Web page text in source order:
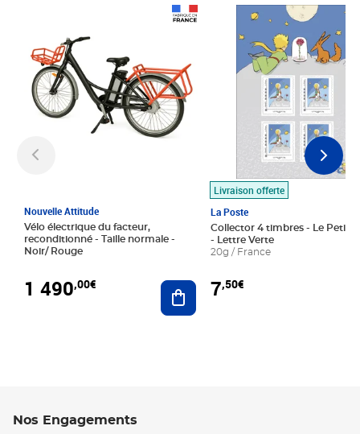
Nouvelle Attitude
Vélo électrique du facteur,
reconditionné - Taille normale -
Noir/ Rouge
1 490,00€ Ajouter au panier
Livraison offerte
La Poste
Collector 4 timbres - Le Petit
- Lettre Verte
20g / France
7,50€
Prix 7,50€
Nos Engagements